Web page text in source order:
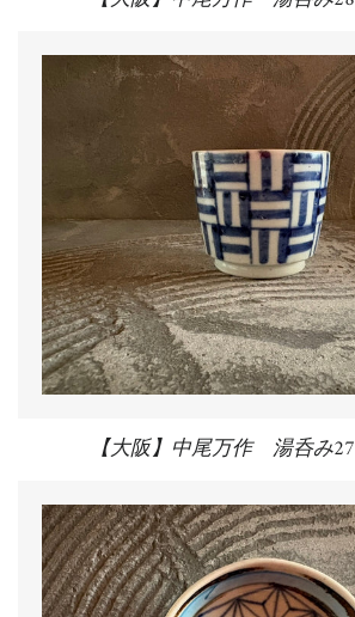
【大阪】中尾万作 湯呑み27